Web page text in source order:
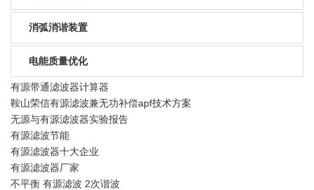
消弧消谐装置
电能质量优化
有源带通滤波器计算器
鞍山荣信有源滤波兼无功补偿apf技术方案
无源与有源滤波器实验报告
有源滤波节能
有源滤波器十大企业
有源滤波器厂家
不平衡 有源滤波 2次谐波